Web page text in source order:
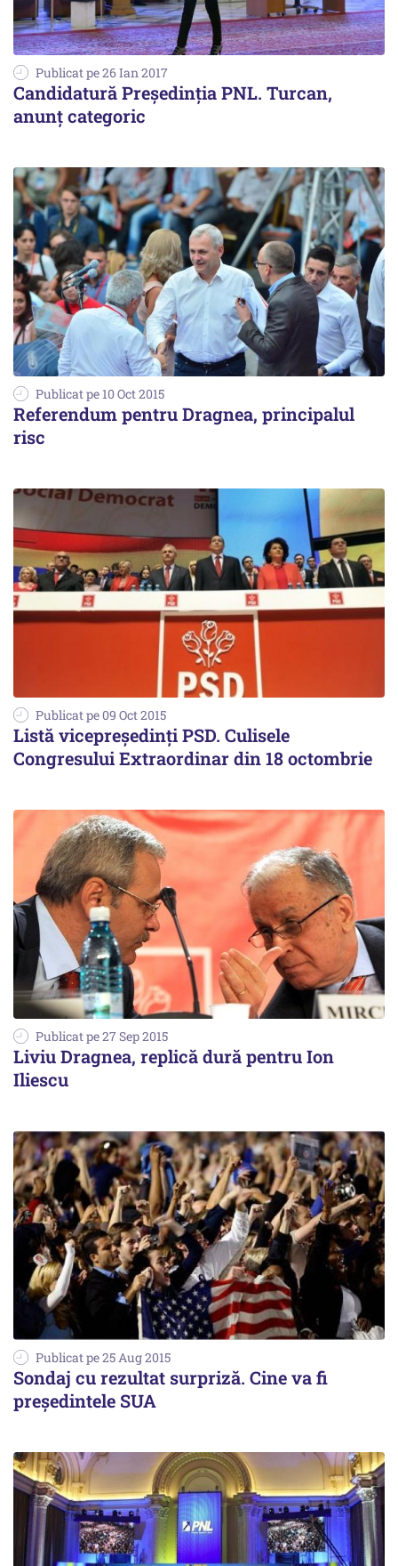
Publicat pe 26 Ian 2017
Candidatură Președinția PNL. Turcan,
anunț categoric
Publicat pe 10 Oct 2015
Referendum pentru Dragnea, principalul
risc
Publicat pe 09 Oct 2015
Listă vicepreședinți PSD. Culisele
Congresului Extraordinar din 18 octombrie
Publicat pe 27 Sep 2015
Liviu Dragnea, replică dură pentru Ion
Iliescu
Publicat pe 25 Aug 2015
Sondaj cu rezultat surpriză. Cine va fi
președintele SUA